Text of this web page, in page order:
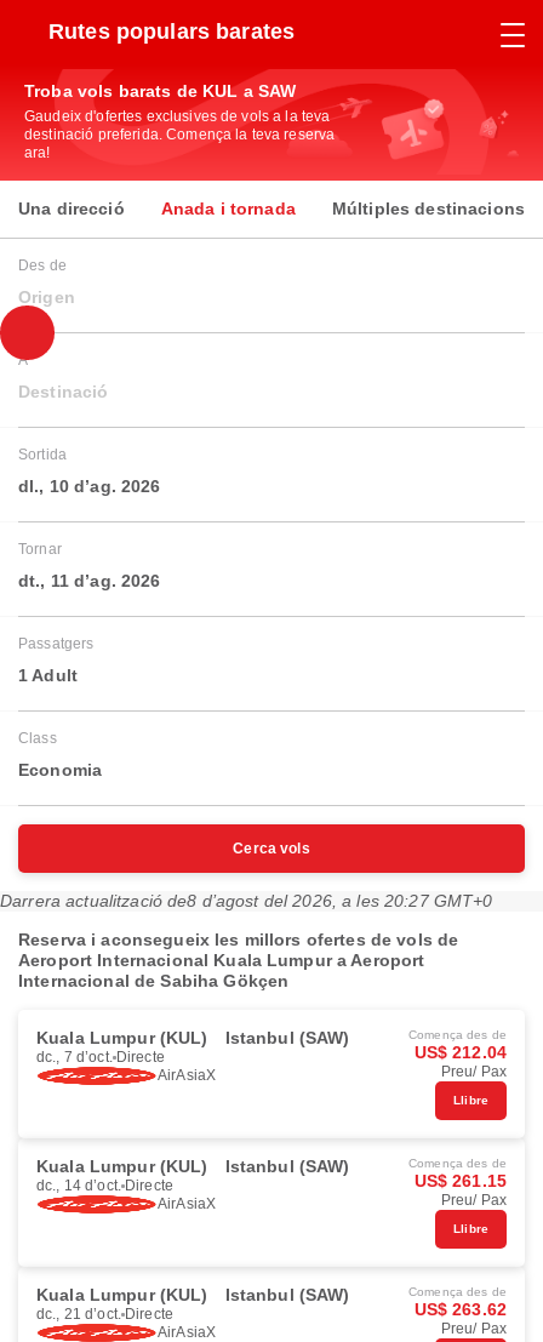
Rutes populars barates
Troba vols barats de KUL a SAW
Gaudeix d'ofertes exclusives de vols a la teva
destinació preferida. Comença la teva reserva
ara!
Una direcció Anada i tornada Múltiples destinacions
Des de
Origen
A
Destinació
Sortida
dl., 10 d’ag. 2026
Tornar
dt., 11 d’ag. 2026
Passatgers
1 Adult
Class
Economia
Cerca vols
Darrera actualització de8 d’agost del 2026, a les 20:27 GMT+0
Reserva i aconsegueix les millors ofertes de vols de
Aeroport Internacional Kuala Lumpur a Aeroport
Internacional de Sabiha Gökçen
Kuala Lumpur (KUL) Istanbul (SAW)
dc., 7 d’oct. Directe
AirAsiaX
Comença des de
US$ 212.04
Preu/ Pax
Llibre
Kuala Lumpur (KUL) Istanbul (SAW)
dc., 14 d’oct. Directe
AirAsiaX
Comença des de
US$ 261.15
Preu/ Pax
Llibre
Kuala Lumpur (KUL) Istanbul (SAW)
dc., 21 d’oct. Directe
AirAsiaX
Comença des de
US$ 263.62
Preu/ Pax